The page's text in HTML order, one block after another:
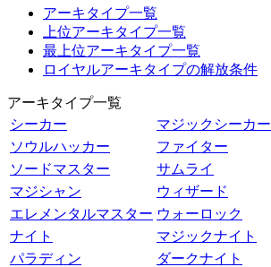
アーキタイプ一覧
上位アーキタイプ一覧
最上位アーキタイプ一覧
ロイヤルアーキタイプの解放条件
アーキタイプ一覧
シーカー
マジックシーカー
ソウルハッカー
ファイター
ソードマスター
サムライ
マジシャン
ウィザード
エレメンタルマスター ウォーロック
ナイト
マジックナイト
パラディン
ダークナイト